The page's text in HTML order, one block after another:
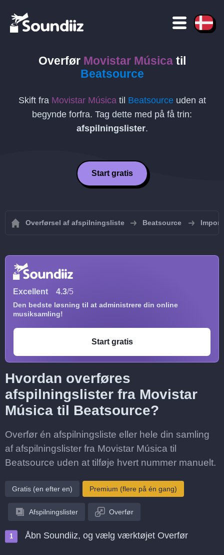
Overfør Movistar Músicatil
Beatsource
Skift fra Movistar Músicatil Beatsourceuden at
begynde forfra. Tag dette med på få trin:
afspilningslister.
Start gratis
Overførsel af afspilningsliste Beatsource
Excellent 4.3/5
Den bedste løsning til at administrere din online
musiksamling!
Start gratis
Hvordan overføres
afspilningslister fra Movistar
Música til Beatsource?
Overfør én afspilningsliste eller hele din samling
af afspilningslister fra Movistar Música til
Beatsource uden at tilføje hvert nummer manuelt.
Gratis (en efter en) Premium (flere på én gang)
Afspilningslister Overfør
Åbn Soundiiz, og vælg værktøjet Overfør